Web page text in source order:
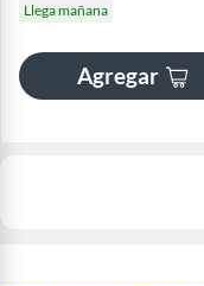
Llega mañana
Agregar